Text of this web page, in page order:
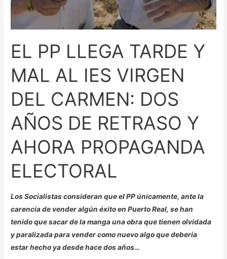
EL PP LLEGA TARDE Y
MAL AL IES VIRGEN
DEL CARMEN: DOS
AÑOS DE RETRASO Y
AHORA PROPAGANDA
ELECTORAL
Los Socialistas consideran que el PP únicamente, ante la
carencia de vender algún éxito en Puerto Real, se han
tenido que sacar de la manga una obra que tienen olvidada
y paralizada para vender como nuevo algo que debería
estar hecho ya desde hace dos años…